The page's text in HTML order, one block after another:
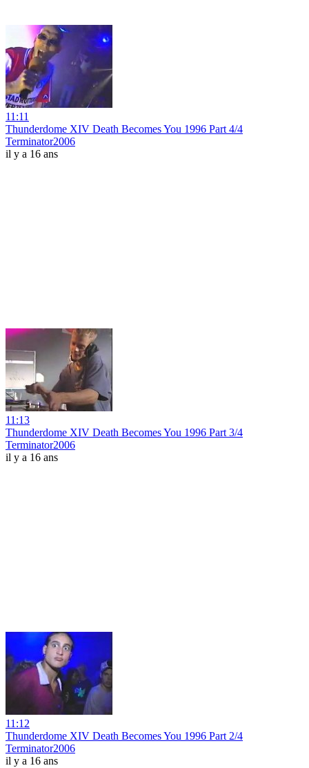
11:11
Thunderdome XIV Death Becomes You 1996 Part 4/4
Terminator2006
il y a 16 ans
11:13
Thunderdome XIV Death Becomes You 1996 Part 3/4
Terminator2006
il y a 16 ans
11:12
Thunderdome XIV Death Becomes You 1996 Part 2/4
Terminator2006
il y a 16 ans